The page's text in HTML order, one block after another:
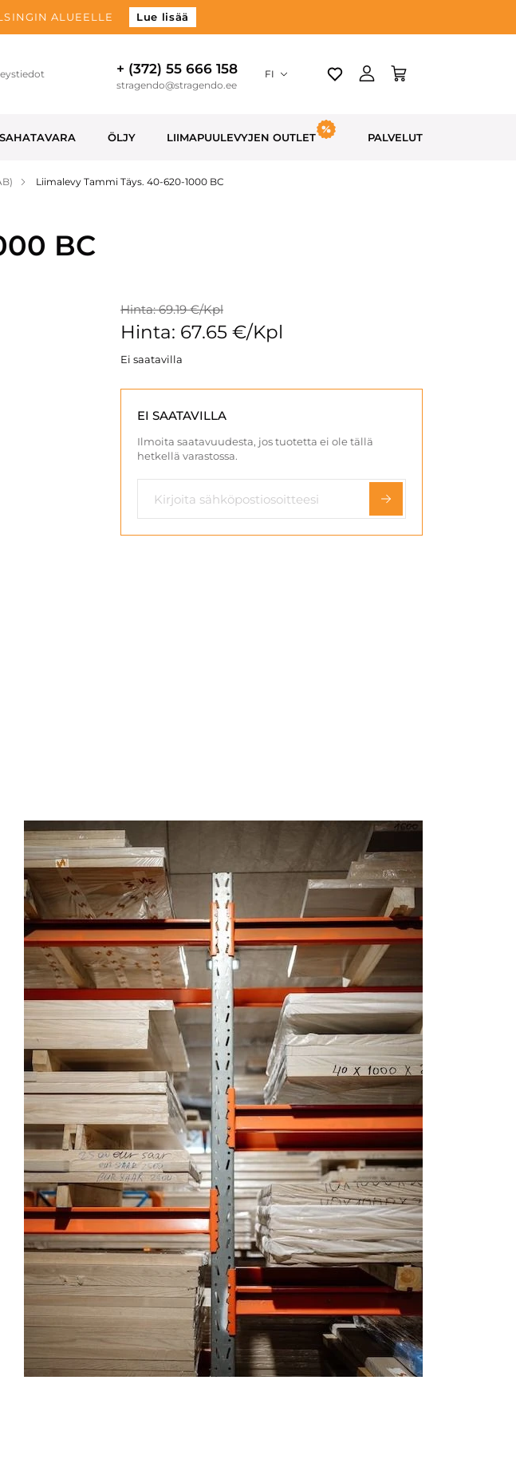
ALUEELLE Lue lisää
+ (372) 55 666 158
stragendo@stragendo.ee
FI
SAHATAVARA ÖLJY LIIMAPUULEVYJEN OUTLET PALVELUT
Liimalevy Tammi Täys. 40-620-1000 BC
BC
Hinta: 69.19 €/Kpl
Hinta: 67.65 €/Kpl
Ei saatavilla
EI SAATAVILLA
Ilmoita saatavuudesta, jos tuotetta ei ole tällä
hetkellä varastossa.